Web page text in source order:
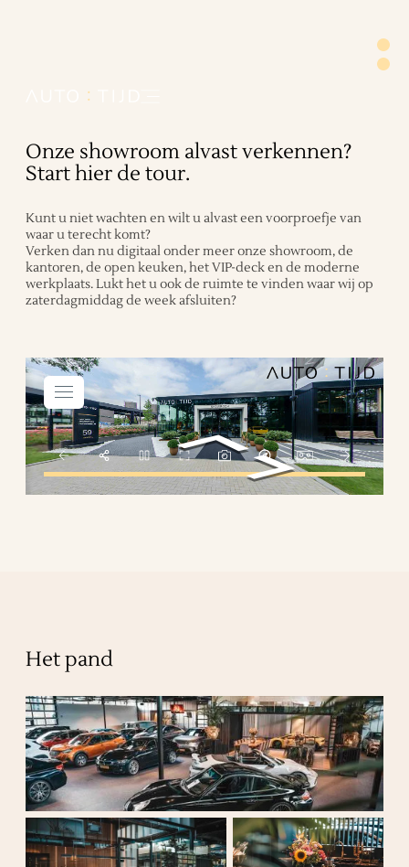
Onze showroom alvast verkennen?
Start hier de tour.
Kunt u niet wachten en wilt u alvast een voorproefje van
waar u terecht komt?
Verken dan nu digitaal onder meer onze showroom, de
kantoren, de open keuken, het VIP-deck en de moderne
werkplaats. Lukt het u ook de ruimte te vinden waar wij op
zaterdagmiddag de week afsluiten?
Het pand